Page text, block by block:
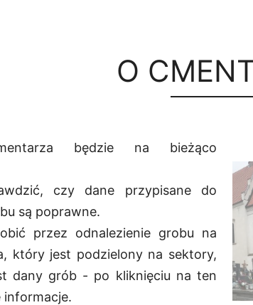
O
będzie na bieżąco
czy dane przypisane do
są poprawne.
przez odnalezienie grobu na
który jest podzielony na sektory,
dany grób - po kliknięciu na ten